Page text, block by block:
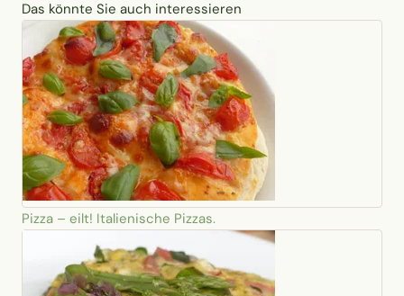
Das könnte Sie auch interessieren
Pizza – eilt! Italienische Pizzas.